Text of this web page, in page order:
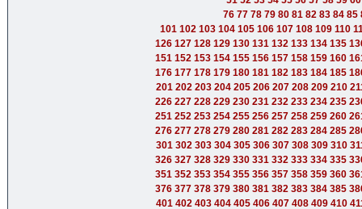
76 77 78 79 80 81 82 83 84 85
101 102 103 104 105 106 107 108 109 110
126 127 128 129 130 131 132 133 134 135
151 152 153 154 155 156 157 158 159 160
176 177 178 179 180 181 182 183 184 185
201 202 203 204 205 206 207 208 209 210
226 227 228 229 230 231 232 233 234 235
251 252 253 254 255 256 257 258 259 260
276 277 278 279 280 281 282 283 284 285
301 302 303 304 305 306 307 308 309 310
326 327 328 329 330 331 332 333 334 335
351 352 353 354 355 356 357 358 359 360
376 377 378 379 380 381 382 383 384 385
401 402 403 404 405 406 407 408 409 410